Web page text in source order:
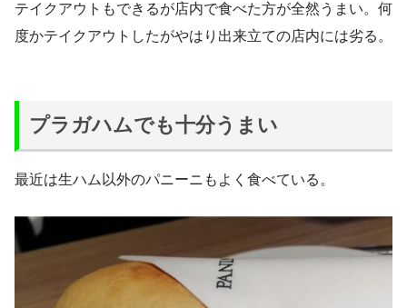
テイクアウトもできるが店内で食べた方が全然うまい。何
度かテイクアウトしたがやはり出来立ての店内には劣る。
プラガハムでも十分うまい
最近は生ハム以外のパニーニもよく食べている。